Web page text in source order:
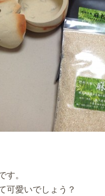
。
可愛いでしょう？